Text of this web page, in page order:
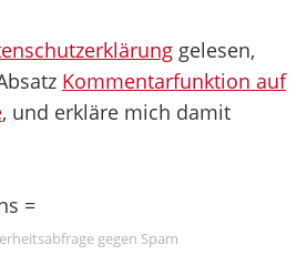
gelesen,
Kommentarfunktion auf
, und erkläre mich damit
=
gegen Spam